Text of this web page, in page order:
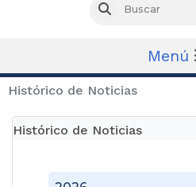
Buscar
Menú
Histórico de Noticias
Histórico de Noticias